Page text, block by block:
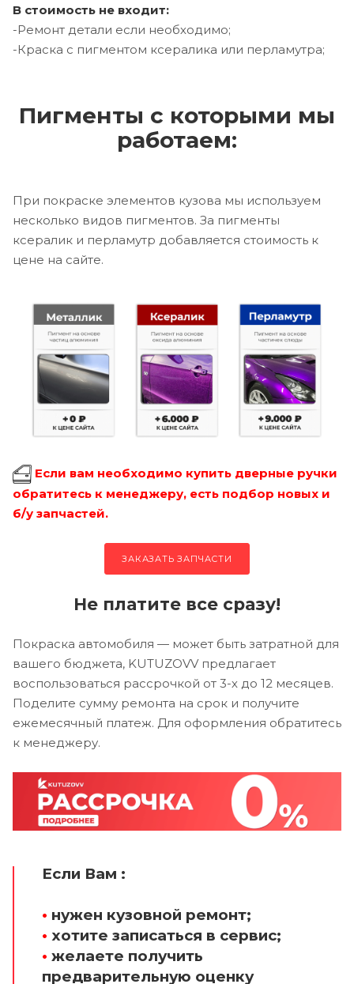
В стоимость не входит:
-Ремонт детали если необходимо;
-Краска с пигментом ксералика или перламутра;
Пигменты с которыми мы
работаем:
При покраске элементов кузова мы используем
несколько видов пигментов. За пигменты
ксералик и перламутр добавляется стоимость к
цене на сайте.
Если вам необходимо купить дверные ручки
обратитесь к менеджеру, есть подбор новых и
б/у запчастей.
ЗАКАЗАТЬ ЗАПЧАСТИ
Не платите все сразу!
Покраска автомобиля — может быть затратной для
вашего бюджета, KUTUZOVV предлагает
воспользоваться рассрочкой от 3-х до 12 месяцев.
Поделите сумму ремонта на срок и получите
ежемесячный платеж. Для оформления обратитесь
к менеджеру.
Если Вам :
• нужен кузовной ремонт;
• хотите записаться в сервис;
• желаете получить
предварительную оценку